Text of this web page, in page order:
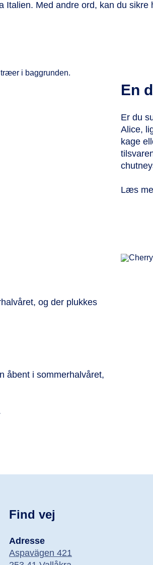
Med andre ord, kan du
En
Er du
Alice,
kage
Læs
og der plukkes
åbent i sommerhalvåret,
Find vej
Adresse
Aspavägen 421